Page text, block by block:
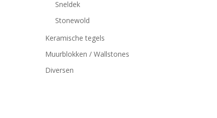
Sneldek
Stonewold
Keramische tegels
Muurblokken / Wallstones
Diversen